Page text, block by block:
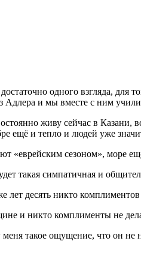
одного взгляда, для
и мы вместе с ним
живу сейчас в Казани,
ещё и тепло и людей уже
«еврейским сезоном», море
такая симпатичная и
десять никто комплиментов
и никто комплименты не
такое ощущение, что он не